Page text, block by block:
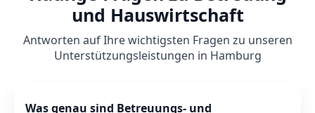
und Hauswirtschaft
Antworten auf Ihre wichtigsten Fragen zu unseren
Unterstützungsleistungen in Hamburg
Was genau sind Betreuungs- und